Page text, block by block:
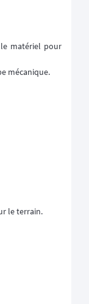
le matériel pour
mécanique.
le terrain.